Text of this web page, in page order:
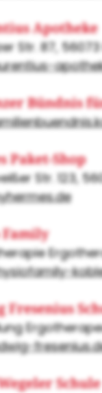
Apotheke
Str. 87,
Bündnis
Paket-Shop
Str. 123,
Fresenius
Schule